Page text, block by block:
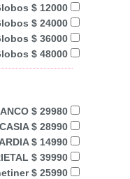
$ 12000
$ 24000
$ 36000
$ 48000
$ 29980
$ 28990
$ 14990
$ 39990
$ 25990